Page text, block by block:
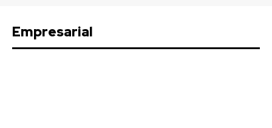
Empresarial